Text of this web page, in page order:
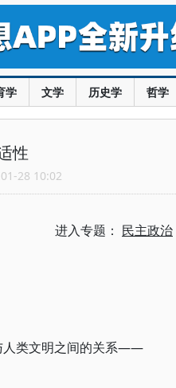
学 文学 历史学 哲学
性
28 10:02
进入专题： 民主政治
人类文明之间的关系——